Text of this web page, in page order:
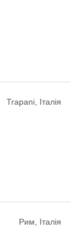
Trapani, Італія
Рим, Італія